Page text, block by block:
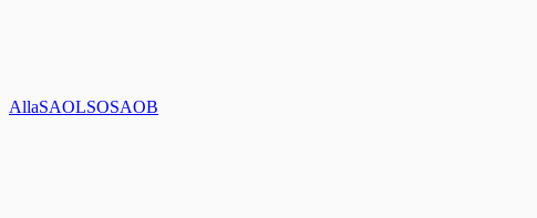
AllaSAOLSOSAOB